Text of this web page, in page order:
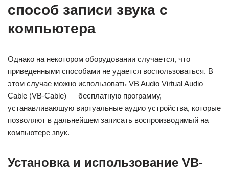
способ записи звука с
компьютера
Однако на некотором оборудовании случается, что
приведенными способами не удается воспользоваться. В
этом случае можно использовать VB Audio Virtual Audio
Cable (VB-Cable) — бесплатную программу,
устанавливающую виртуальные аудио устройства, которые
позволяют в дальнейшем записать воспроизводимый на
компьютере звук.
Установка и использование VB-